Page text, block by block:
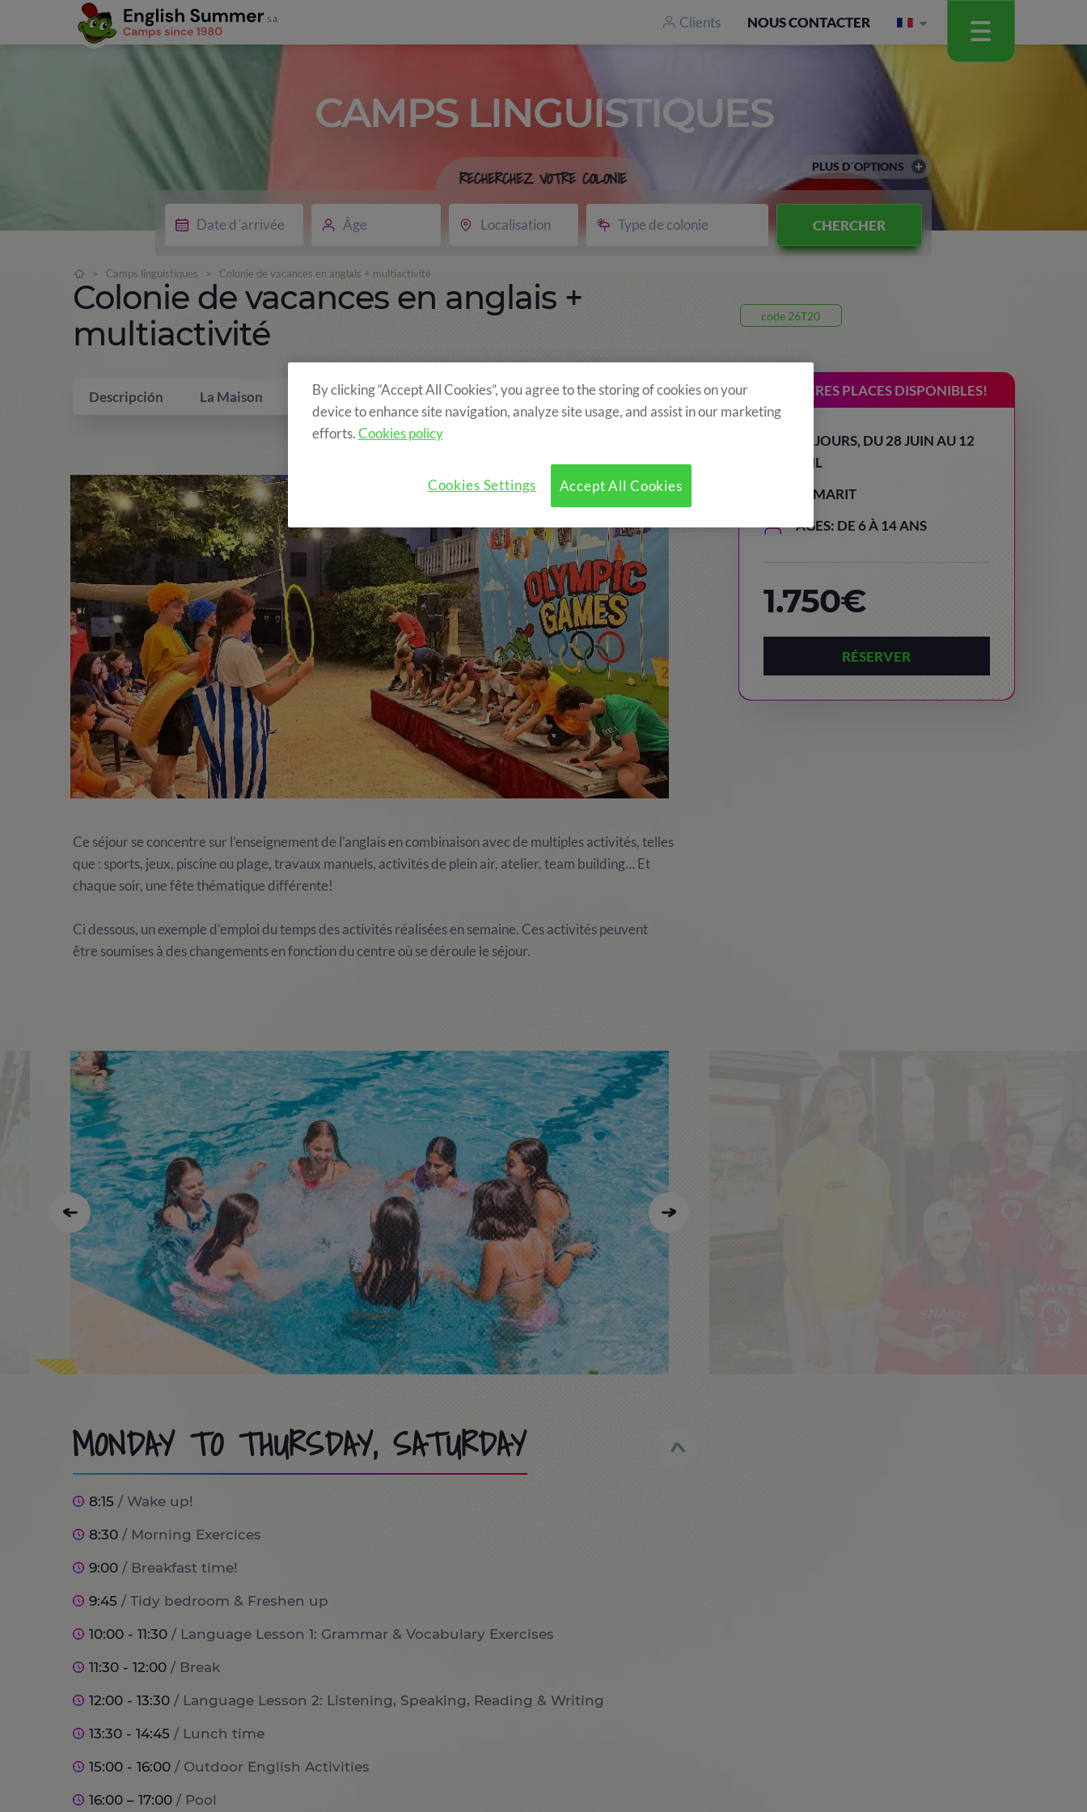
Clients NOUS CONTACTER
CAMPS LINGUISTIQUES
RECHERCHEZ VOTRE COLONIE
Âge Localisation Type de colonie CHERCHER
PLUS D´OPTIONS
> Camps linguistiques > Colonie de vacances en anglais + multiactivité
Colonie de vacances en anglais +
multiactivité
code 26T20
Descripción La Maison Qui inclus? Programme Activités Optionnelles DERNIÈRES PLACES DISPONIBLES!
15 JOURS, DU 28 JUIN AU 12
JUIL
TAMARIT
AGES: DE 6 À 14 ANS
1.750€
RÉSERVER
Ce séjour se concentre sur l’enseignement de l’anglais en combinaison avec de multiples activités, telles
que : sports, jeux, piscine ou plage, travaux manuels, activités de plein air, atelier, team building… Et
chaque soir, une fête thématique différente!
Ci dessous, un exemple d’emploi du temps des activités réalisées en semaine. Ces activités peuvent
être soumises à des changements en fonction du centre où se déroule le séjour.
MONDAY TO THURSDAY, SATURDAY
8:15 / Wake up!
8:30 / Morning Exercices
9:00 / Breakfast time!
9:45 / Tidy bedroom & Freshen up
10:00 - 11:30 / Language Lesson 1: Grammar & Vocabulary Exercises
11:30 - 12:00 / Break
12:00 - 13:30 / Language Lesson 2: Listening, Speaking, Reading & Writing
13:30 - 14:45 / Lunch time
15:00 - 16:00 / Outdoor English Activities
16:00 – 17:00 / Pool
By clicking “Accept All Cookies”, you agree to the storing of cookies on your
device to enhance site navigation, analyze site usage, and assist in our marketing
efforts.Cookies policy
Accept All Cookies
Cookies Settings